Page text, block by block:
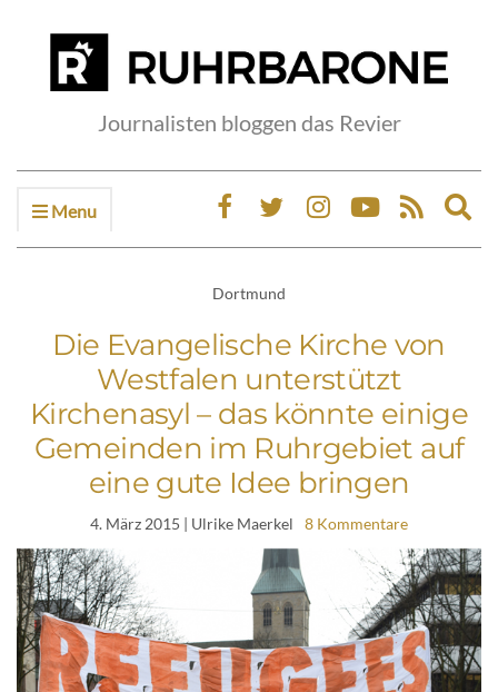
Journalisten bloggen das Revier
Menu
Dortmund
Die Evangelische Kirche von
Westfalen unterstützt
Kirchenasyl – das könnte einige
Gemeinden im Ruhrgebiet auf
eine gute Idee bringen
4. März 2015 | Ulrike Maerkel 8 Kommentare